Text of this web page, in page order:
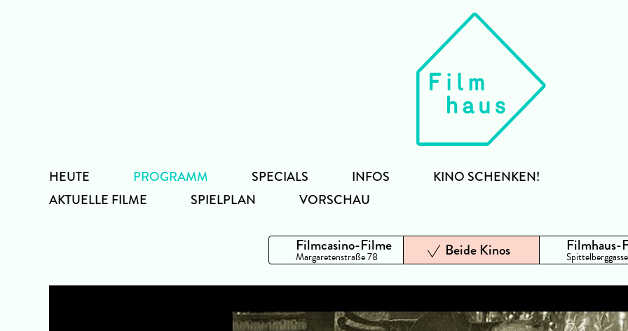
HEUTE
PROGRAMM
AKTUELLE FILME
SPIELPLAN VORSCHAU
SPECIALS INFOS KINO SCHENKEN!
Filmcasino-Filme
Margaretenstraße 78 Beide Kinos Filmhaus-